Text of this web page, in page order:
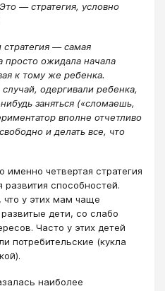
― стратегия, условно
стратегия ― самая
просто ожидала начала
к тому же ребенка.
одергивали ребенка,
заняться («сломаешь,
вполне отчетливо
и делать все, что
четвертая стратегия
способностей.
что у этих мам чаще
дети, со слабо
Часто у этих детей
потребительские (кукла
наиболее